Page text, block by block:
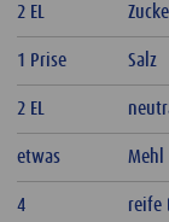
2 EL
1 Prise Salz
2 EL
etwas Mehl
4 reife